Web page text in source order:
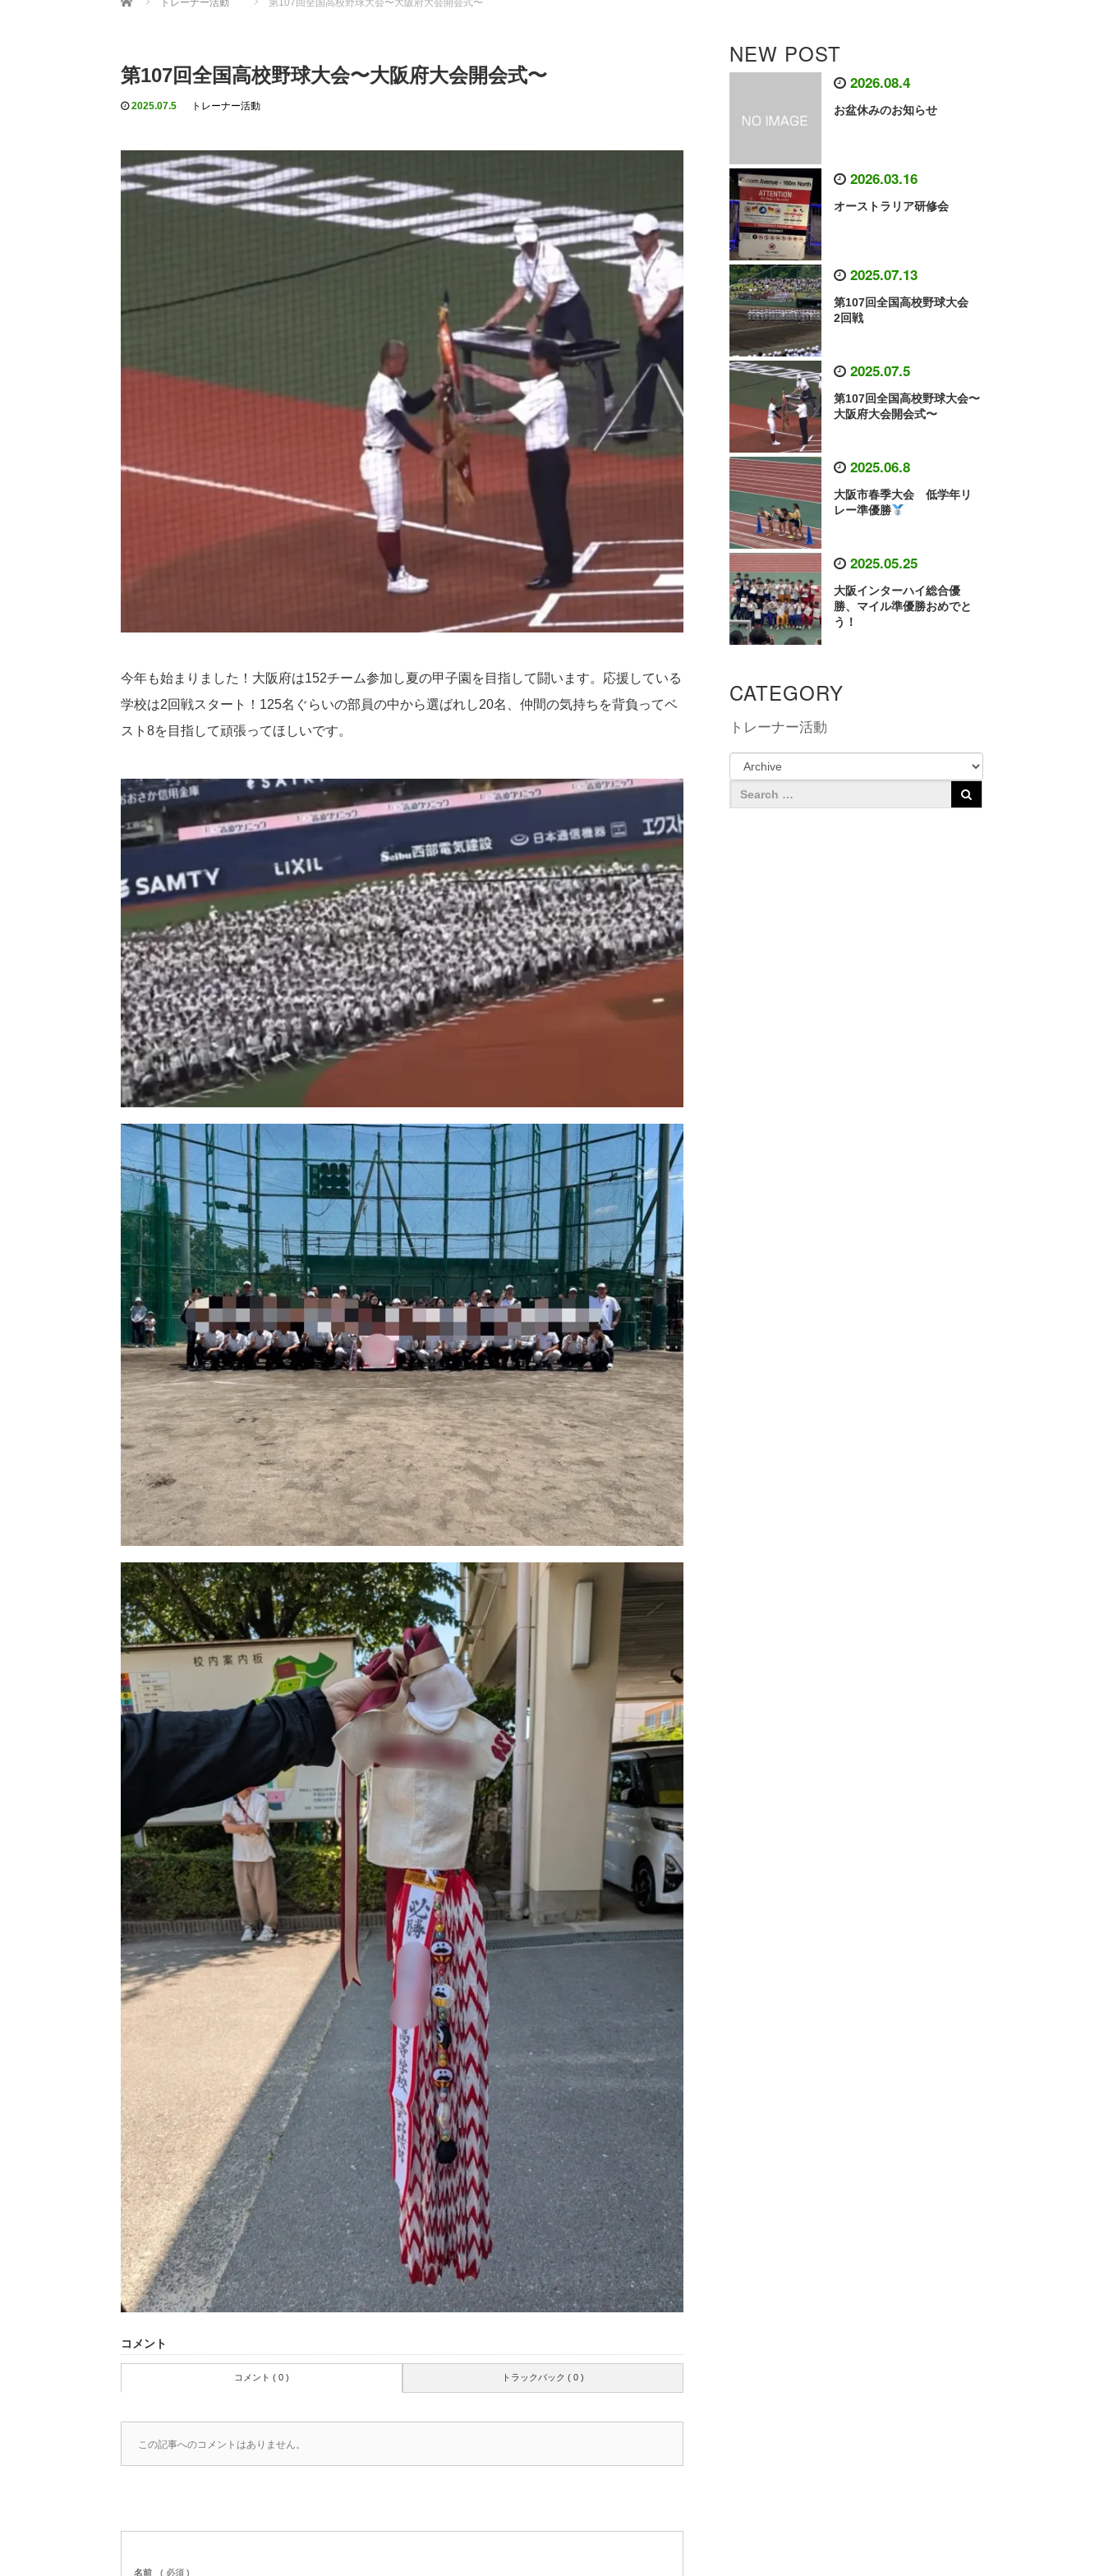
トレーナー活動 第107回全国高校野球大会〜大阪府大会開会式〜
第107回全国高校野球大会〜大阪府大会開会式〜
2025.07.5 トレーナー活動
今年も始まりました！大阪府は152チーム参加し夏の甲子園を目指して闘います。応援している
学校は2回戦スタート！125名ぐらいの部員の中から選ばれし20名、仲間の気持ちを背負ってベ
スト8を目指して頑張ってほしいです。
コメント
コメント ( 0 ) トラックバック ( 0 )
この記事へのコメントはありません。
名前 ( 必須 )
NEW POST
2026.08.4
お盆休みのお知らせ
2026.03.16
オーストラリア研修会
2025.07.13
第107回全国高校野球大会
2回戦
2025.07.5
第107回全国高校野球大会〜
大阪府大会開会式〜
2025.06.8
大阪市春季大会 低学年リ
レー準優勝
2025.05.25
大阪インターハイ総合優
勝、マイル準優勝おめでと
う！
CATEGORY
トレーナー活動